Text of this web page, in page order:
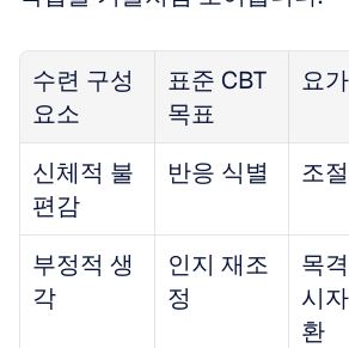
수련 구성
요소
표준 CBT
목표
요
신체적 불
편감
반응 식별 조
부정적 생
각
인지 재조
정
목
시
환